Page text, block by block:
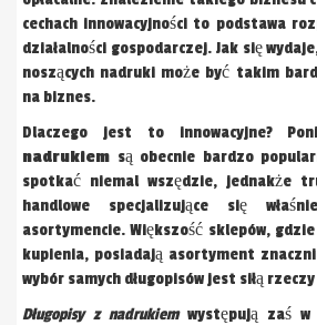
cechach innowacyjności to podstawa
działalności gospodarczej. Jak się
noszących nadruki może być takim
na biznes.
Dlaczego jest to innowacyjne?
nadrukiem są obecnie bardzo
spotkać niemal wszędzie, jednakże
handlowe specjalizujące się
asortymencie. Większość sklepów,
kupienia, posiadają asortyment
wybór samych długopisów jest siłą
Długopisy z nadrukiemwystępują zaś w